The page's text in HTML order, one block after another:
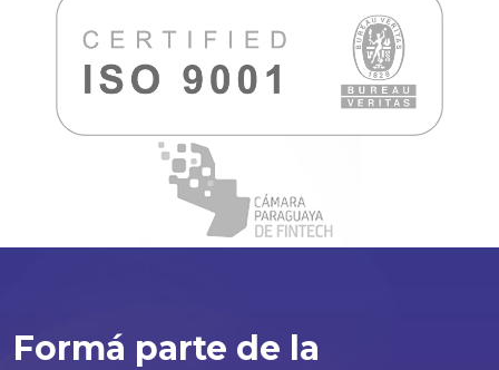
Formá parte de la